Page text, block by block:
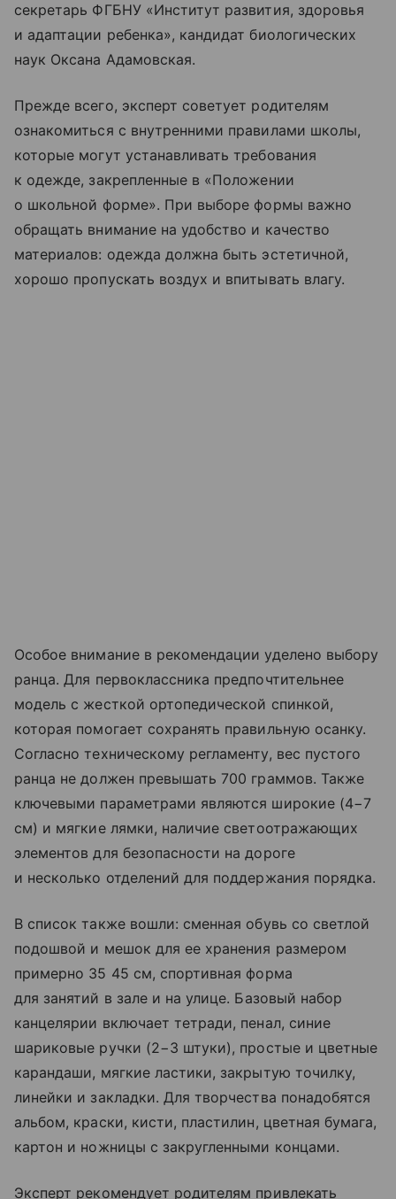
секретарь ФГБНУ «Институт развития, здоровья
и адаптации ребенка», кандидат биологических
наук Оксана Адамовская.
Прежде всего, эксперт советует родителям
ознакомиться с внутренними правилами школы,
которые могут устанавливать требования
к одежде, закрепленные в «Положении
о школьной форме». При выборе формы важно
обращать внимание на удобство и качество
материалов: одежда должна быть эстетичной,
хорошо пропускать воздух и впитывать влагу.
Особое внимание в рекомендации уделено выбору
ранца. Для первоклассника предпочтительнее
модель с жесткой ортопедической спинкой,
которая помогает сохранять правильную осанку.
Согласно техническому регламенту, вес пустого
ранца не должен превышать 700 граммов. Также
ключевыми параметрами являются широкие (4−7
см) и мягкие лямки, наличие светоотражающих
элементов для безопасности на дороге
и несколько отделений для поддержания порядка.
В список также вошли: сменная обувь со светлой
подошвой и мешок для ее хранения размером
примерно 35 45 см, спортивная форма
для занятий в зале и на улице. Базовый набор
канцелярии включает тетради, пенал, синие
шариковые ручки (2−3 штуки), простые и цветные
карандаши, мягкие ластики, закрытую точилку,
линейки и закладки. Для творчества понадобятся
альбом, краски, кисти, пластилин, цветная бумага,
картон и ножницы с закругленными концами.
Эксперт рекомендует родителям привлекать